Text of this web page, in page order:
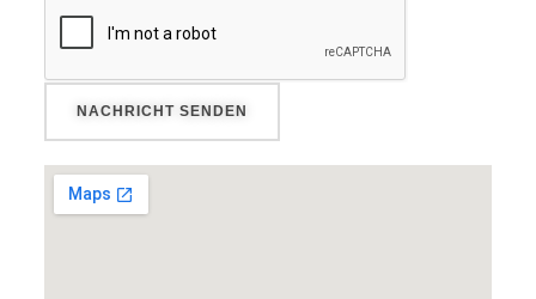
NACHRICHT SENDEN